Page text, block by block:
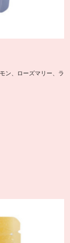
ン、ローズマリー、ラ